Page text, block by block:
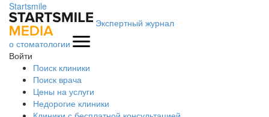
Startsmile
Экспертный журнал
о стоматологии
Войти
Поиск клиники
Поиск врача
Цены на услуги
Недорогие клиники